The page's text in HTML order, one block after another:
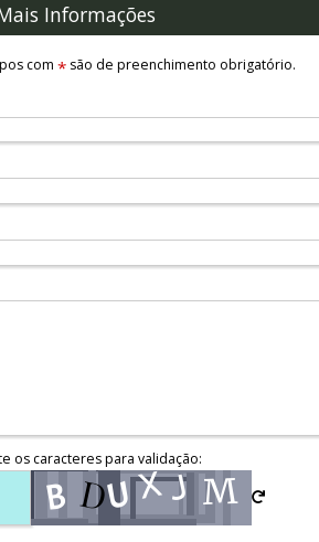
Informações
com *são de preenchimento obrigatório.
os caracteres para validação: